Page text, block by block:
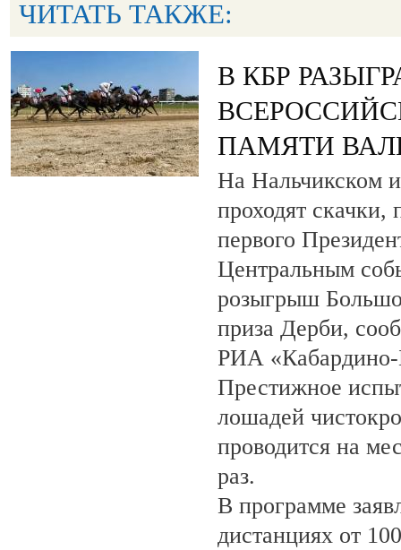
ЧИТАТЬ ТАКЖЕ:
В КБР
ПАМЯТИ
На Нальчикском
проходят
первого
Центральным
розыгрыш
приза Дерби,
РИА «Кабардино-
Престижное
лошадей
проводится на
раз.
В программе
дистанциях от